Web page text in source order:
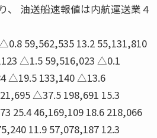
、 油送船速報値は内航運送業４
59,562,535 13.2 55,131,810
△1.5 59,516,023 △0.1
△19.5 133,140 △13.6
△37.5 198,691 15.3
25.4 46,169,109 18.6 218,066
11.9 57,078,187 12.3